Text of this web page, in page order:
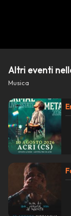
Azioni
Altri eventi
Musica